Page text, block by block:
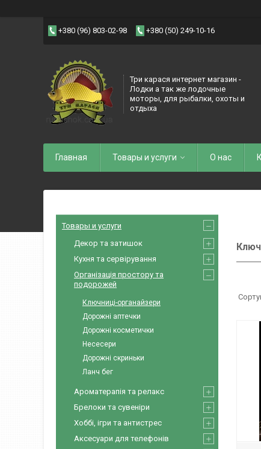
+380 (96) 803-02-98 +380 (50) 249-10-16
Три карася интернет магазин -
Лодки а так же лодочные
моторы, для рыбалки, охоты и
отдыха
Главная Товары и услуги О нас
Товары и услуги
Декор та затишок
Кухня та сервірування
Організація простору та
подорожей
Ключниці-органайзери
Дорожні аптечки
Дорожні косметички
Несесери
Дорожні скриньки
Ланч бег
Ароматерапія та релакс
Брелоки та сувеніри
Хоббі, ігри та антистрес
Аксесуари для телефонів